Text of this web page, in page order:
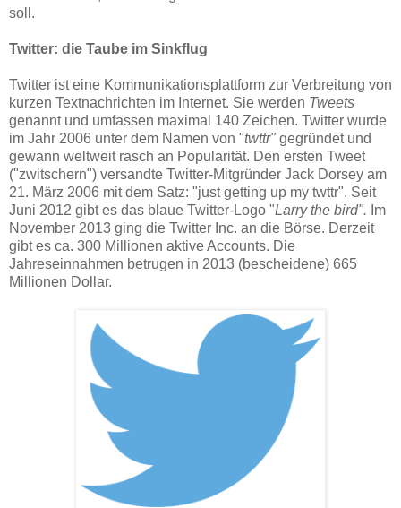
soll.
Twitter: die Taube im Sinkflug
Twitter ist eine Kommunikationsplattform zur Verbreitung von
kurzen Textnachrichten im Internet. Sie werden Tweets
genannt und umfassen maximal 140 Zeichen. Twitter wurde
im Jahr 2006 unter dem Namen von "twttr" gegründet und
gewann weltweit rasch an Popularität. Den ersten Tweet
("zwitschern") versandte Twitter-Mitgründer Jack Dorsey am
21. März 2006 mit dem Satz: "just getting up my twttr". Seit
Juni 2012 gibt es das blaue Twitter-Logo "Larry the bird". Im
November 2013 ging die Twitter Inc. an die Börse. Derzeit
gibt es ca. 300 Millionen aktive Accounts. Die
Jahreseinnahmen betrugen in 2013 (bescheidene) 665
Millionen Dollar.